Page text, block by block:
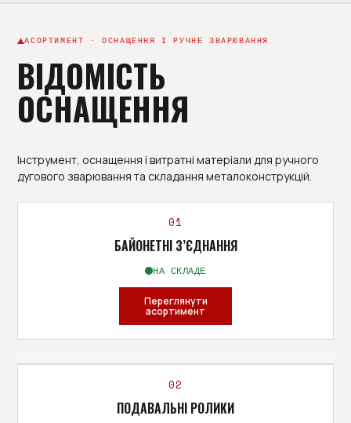
АСОРТИМЕНТ · ОСНАЩЕННЯ І РУЧНЕ ЗВАРЮВАННЯ
ВІДОМІСТЬ
ОСНАЩЕННЯ
Інструмент, оснащення і витратні матеріали для ручного
дугового зварювання та складання металоконструкцій.
01
БАЙОНЕТНІ З’ЄДНАННЯ
НА СКЛАДЕ
Переглянути
асортимент
02
ПОДАВАЛЬНІ РОЛИКИ